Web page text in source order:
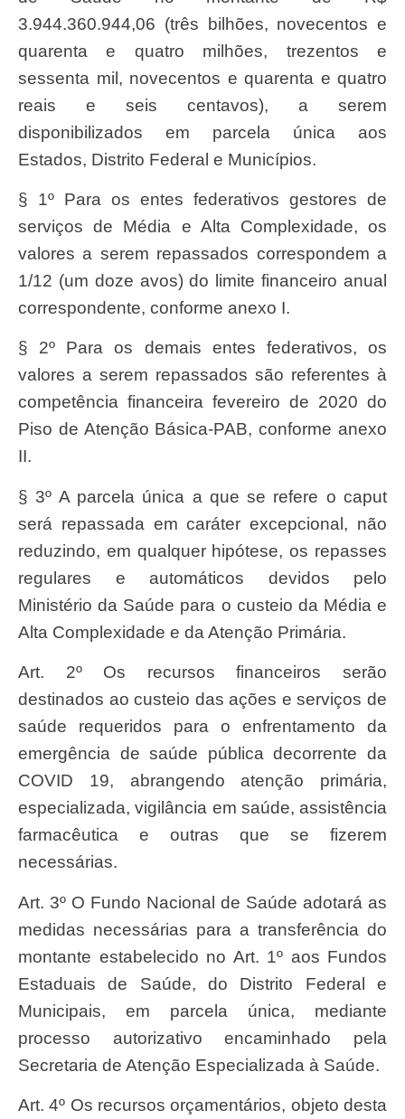
3.944.360.944,06 (três bilhões, novecentos e
quarenta e quatro milhões, trezentos e
sessenta mil, novecentos e quarenta e quatro
reais e seis centavos), a serem
disponibilizados em parcela única aos
Estados, Distrito Federal e Municípios.
§ 1º Para os entes federativos gestores de
serviços de Média e Alta Complexidade, os
valores a serem repassados correspondem a
1/12 (um doze avos) do limite financeiro anual
correspondente, conforme anexo I.
§ 2º Para os demais entes federativos, os
valores a serem repassados são referentes à
competência financeira fevereiro de 2020 do
Piso de Atenção Básica-PAB, conforme anexo
II.
§ 3º A parcela única a que se refere o caput
será repassada em caráter excepcional, não
reduzindo, em qualquer hipótese, os repasses
regulares e automáticos devidos pelo
Ministério da Saúde para o custeio da Média e
Alta Complexidade e da Atenção Primária.
Art. 2º Os recursos financeiros serão
destinados ao custeio das ações e serviços de
saúde requeridos para o enfrentamento da
emergência de saúde pública decorrente da
COVID 19, abrangendo atenção primária,
especializada, vigilância em saúde, assistência
farmacêutica e outras que se fizerem
necessárias.
Art. 3º O Fundo Nacional de Saúde adotará as
medidas necessárias para a transferência do
montante estabelecido no Art. 1º aos Fundos
Estaduais de Saúde, do Distrito Federal e
Municipais, em parcela única, mediante
processo autorizativo encaminhado pela
Secretaria de Atenção Especializada à Saúde.
Art. 4º Os recursos orçamentários, objeto desta